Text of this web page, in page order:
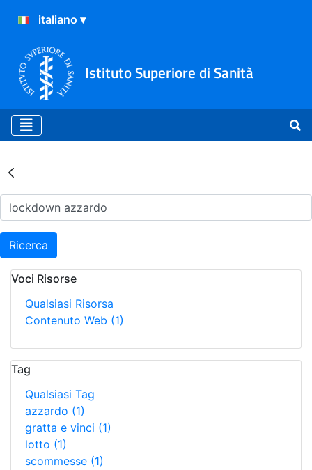
Istituto Superiore di Sanità
Risultati della Ricerca -
Ricerca
Voci Risorse
Qualsiasi Risorsa
Contenuto Web (1)
Tag
Qualsiasi Tag
azzardo (1)
gratta e vinci (1)
lotto (1)
scommesse (1)